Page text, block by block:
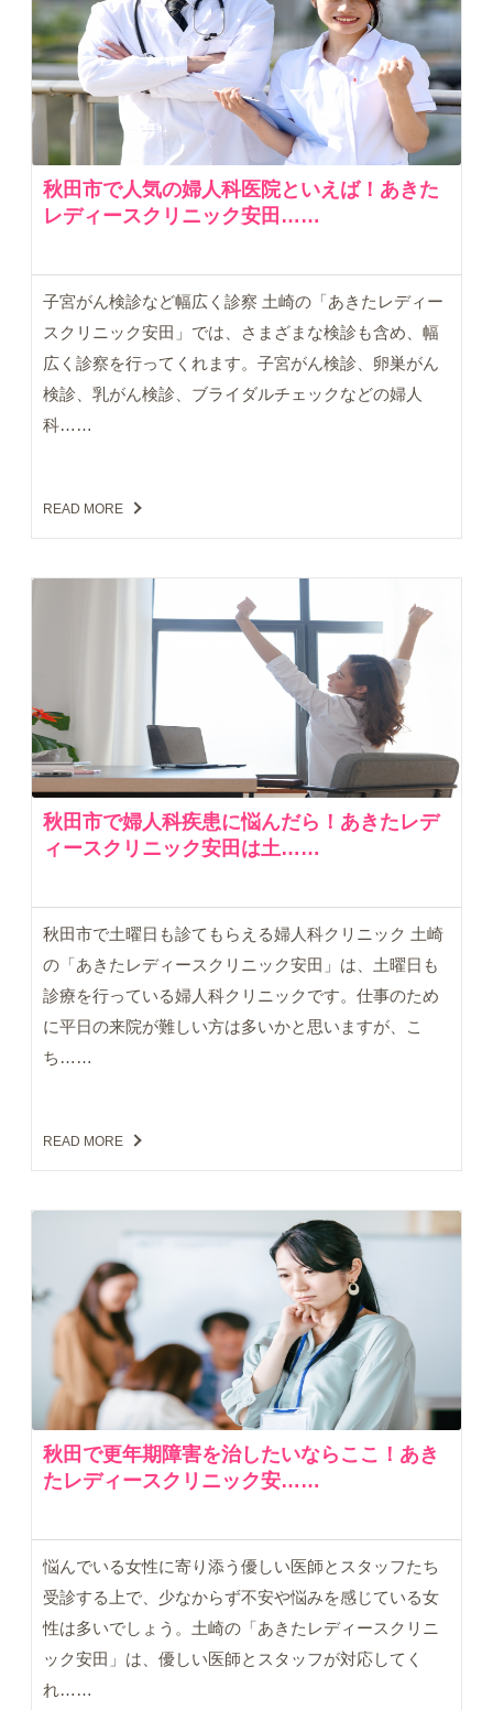
秋田市で人気の婦人科医院といえば！あきた
レディースクリニック安田……
子宮がん検診など幅広く診察 土崎の「あきたレディー
スクリニック安田」では、さまざまな検診も含め、幅
広く診察を行ってくれます。子宮がん検診、卵巣がん
検診、乳がん検診、ブライダルチェックなどの婦人
科……
READ MORE
秋田市で婦人科疾患に悩んだら！あきたレデ
ィースクリニック安田は土……
秋田市で土曜日も診てもらえる婦人科クリニック 土崎
の「あきたレディースクリニック安田」は、土曜日も
診療を行っている婦人科クリニックです。仕事のため
に平日の来院が難しい方は多いかと思いますが、こ
ち……
READ MORE
秋田で更年期障害を治したいならここ！あき
たレディースクリニック安……
悩んでいる女性に寄り添う優しい医師とスタッフたち
受診する上で、少なからず不安や悩みを感じている女
性は多いでしょう。土崎の「あきたレディースクリニ
ック安田」は、優しい医師とスタッフが対応してく
れ……